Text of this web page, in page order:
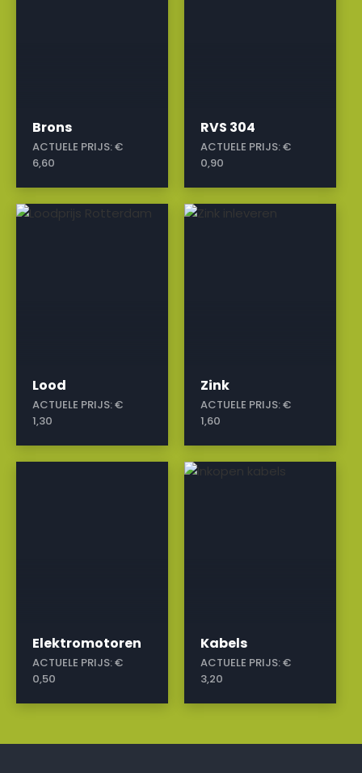
Brons
ACTUELE PRIJS:€
6,60
RVS 304
ACTUELE PRIJS:€
0,90
Lood
ACTUELE PRIJS:€
1,30
a
Zink
ACTUELE PRIJS:€
1,60
a
Elektromotoren
ACTUELE PRIJS:€
0,50
Kabels
ACTUELE PRIJS:€
3,20
a